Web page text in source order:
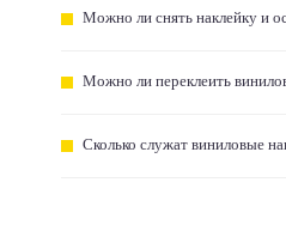
Можно ли снять наклейку и
Можно ли переклеить
Сколько служат виниловые